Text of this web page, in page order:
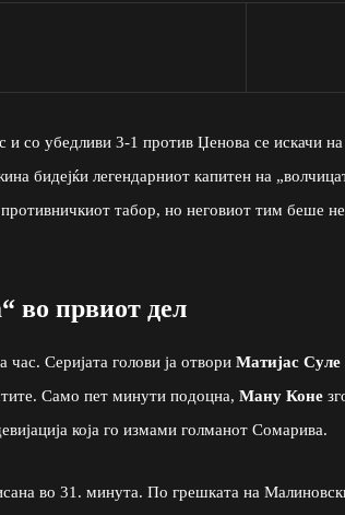
и со убедливи 3-1 против Џенова се искачи
бидејќи легендарниот капитен на
табор, но неговиот тим беше
во првиот дел
Серијата голови ја отвори Матијас Суле
Само пет минути подоцна, Ману Коне
која го измами голманот Сомарива.
во 31. минута. По грешката на